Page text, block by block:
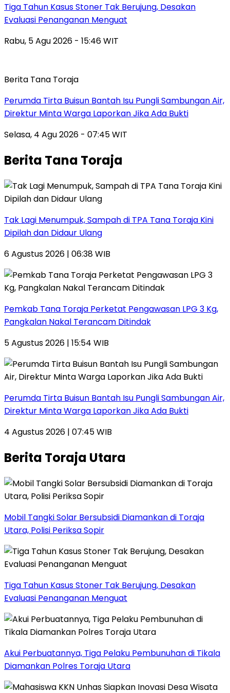
Tiga Tahun Kasus Stoner Tak Berujung, Desakan
Evaluasi Penanganan Menguat
Rabu, 5 Agu 2026 - 15:46 WIT
Berita Tana Toraja
Perumda Tirta Buisun Bantah Isu Pungli Sambungan Air,
Direktur Minta Warga Laporkan Jika Ada Bukti
Selasa, 4 Agu 2026 - 07:45 WIT
Berita Tana Toraja
Tak Lagi Menumpuk, Sampah di TPA Tana Toraja Kini
Dipilah dan Didaur Ulang
6 Agustus 2026 | 06:38 WIB
Pemkab Tana Toraja Perketat Pengawasan LPG 3 Kg,
Pangkalan Nakal Terancam Ditindak
5 Agustus 2026 | 15:54 WIB
Perumda Tirta Buisun Bantah Isu Pungli Sambungan Air,
Direktur Minta Warga Laporkan Jika Ada Bukti
4 Agustus 2026 | 07:45 WIB
Berita Toraja Utara
Mobil Tangki Solar Bersubsidi Diamankan di Toraja
Utara, Polisi Periksa Sopir
Tiga Tahun Kasus Stoner Tak Berujung, Desakan
Evaluasi Penanganan Menguat
Akui Perbuatannya, Tiga Pelaku Pembunuhan di Tikala
Diamankan Polres Toraja Utara